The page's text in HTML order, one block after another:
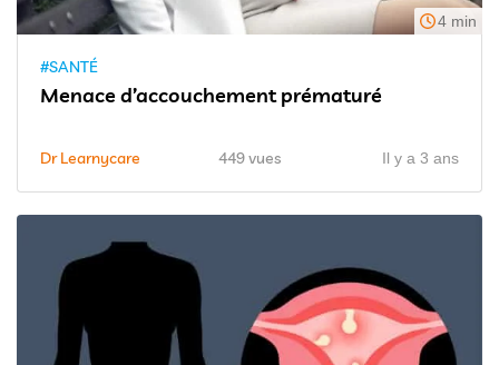
4 min
#SANTÉ
Menace d’accouchement prématuré
Dr Learnycare 449 vues Il y a 3 ans